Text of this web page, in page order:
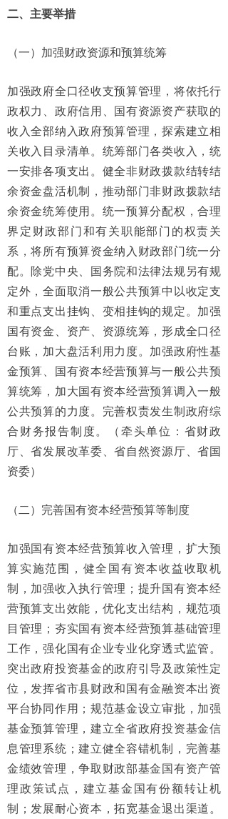
二、主要举措
（一）加强财政资源和预算统筹
加强政府全口径收支预算管理，将依托行
政权力、政府信用、国有资源资产获取的
收入全部纳入政府预算管理，探索建立相
关收入目录清单。统筹部门各类收入，统
一安排各项支出。健全非财政拨款结转结
余资金盘活机制，推动部门非财政拨款结
余资金统筹使用。统一预算分配权，合理
界定财政部门和有关职能部门的权责关
系，将所有预算资金纳入财政部门统一分
配。除党中央、国务院和法律法规另有规
定外，全面取消一般公共预算中以收定支
和重点支出挂钩、变相挂钩的规定。加强
国有资金、资产、资源统筹，形成全口径
台账，加大盘活利用力度。加强政府性基
金预算、国有资本经营预算与一般公共预
算统筹，加大国有资本经营预算调入一般
公共预算的力度。完善权责发生制政府综
合财务报告制度。（牵头单位：省财政
厅、省发展改革委、省自然资源厅、省国
资委）
（二）完善国有资本经营预算等制度
加强国有资本经营预算收入管理，扩大预
算实施范围，健全国有资本收益收取机
制，加强收入执行管理；提升国有资本经
营预算支出效能，优化支出结构，规范项
目管理；夯实国有资本经营预算基础管理
工作，强化国有企业专业化穿透式监管。
突出政府投资基金的政府引导及政策性定
位，发挥省市县财政和国有金融资本出资
平台协同作用；规范基金设立审批，加强
基金预算管理，建立全省政府投资基金信
息管理系统；建立健全容错机制，完善基
金绩效管理，争取财政部基金国有资产管
理政策试点，建立基金国有份额转让机
制；发展耐心资本，拓宽基金退出渠道。